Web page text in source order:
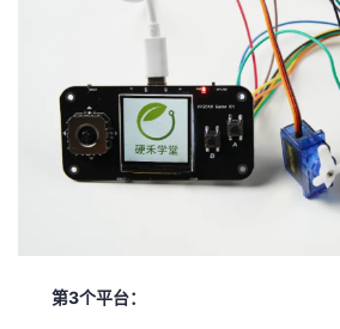
第3个平台：